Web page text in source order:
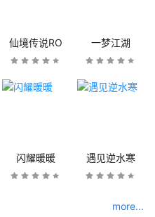
仙境传说RO 一梦江湖
闪耀暖暖 遇见逆水寒
more...